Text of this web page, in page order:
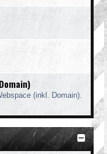
(inkl. Domain).